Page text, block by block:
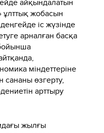
ұлттық жобасын
іс жүзінде
арналған басқа
міндеттеріне
сананы өзгерту,
арттыру
жылғы